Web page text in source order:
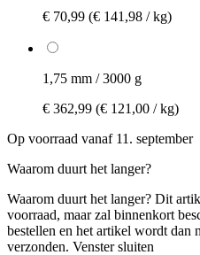
€ 70,99 (€ 141,98 / kg)
1,75 mm / 3000 g
€ 362,99 (€ 121,00 / kg)
Op voorraad vanaf 11. september
Waarom duurt het langer?
Waarom duurt het langer? Dit
voorraad, maar zal binnenkort
bestellen en het artikel wordt dan
verzonden. Venster sluiten